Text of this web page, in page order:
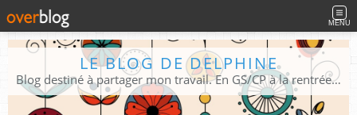
MENU
LE BLOG DE DELPHINE
Blog destiné à partager mon travail. En GS/CP à la rentrée 2026/2027 !